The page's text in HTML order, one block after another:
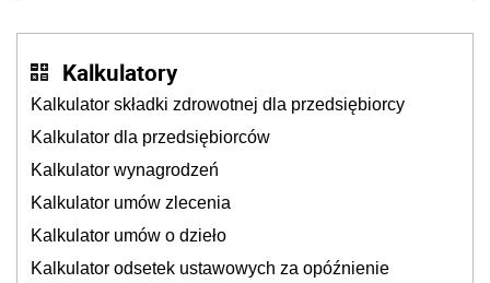
Kalkulatory
Kalkulator składki zdrowotnej dla przedsiębiorcy
Kalkulator dla przedsiębiorców
Kalkulator wynagrodzeń
Kalkulator umów zlecenia
Kalkulator umów o dzieło
Kalkulator odsetek ustawowych za opóźnienie